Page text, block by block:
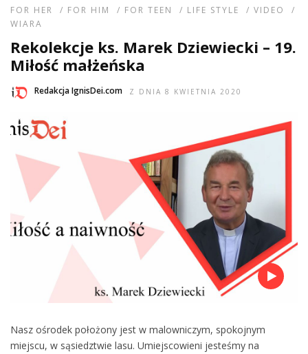
FOR HER / FOR HIM / FOR TEEN / LIFE STYLE / VIDEO
/
WIARA
Rekolekcje ks. Marek Dziewiecki – 19.
Miłość małżeńska
Redakcja IgnisDei.com Z DNIA 8 KWIETNIA 2020
Nasz ośrodek położony jest w malowniczym, spokojnym
miejscu, w sąsiedztwie lasu. Umiejscowieni jesteśmy na